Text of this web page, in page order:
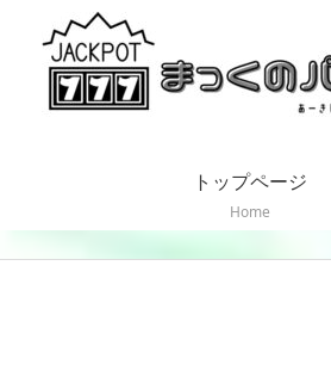
トップページ
Home